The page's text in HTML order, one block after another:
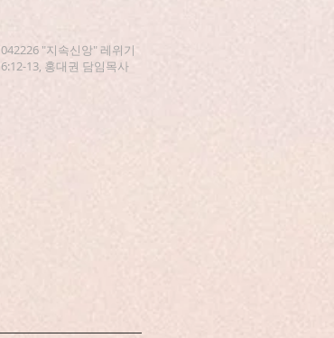
042226 "지속신앙" 레위기
6:12-13, 홍대권 담임목사